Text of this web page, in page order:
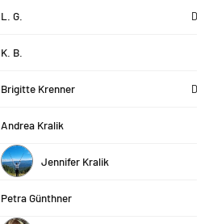
L. G.
K. B.
Brigitte Krenner
Andrea Kralik
Jennifer Kralik
Petra Günthner